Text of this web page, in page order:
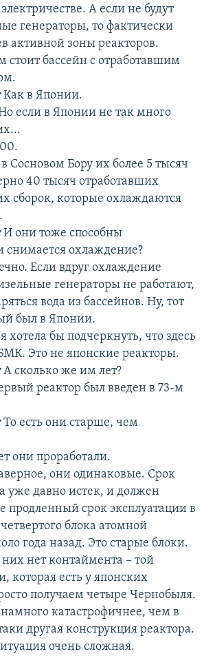
А если не будут
генераторы, то фактически
активной зоны реакторов.
стоит бассейн с отработавшим
Как в Японии.
если в Японии не так много
Сосновом Бору их более 5 тысяч
40 тысяч отработавших
сборок, которые охлаждаются
И они тоже способны
снимается охлаждение?
Если вдруг охлаждение
генераторы не работают,
вода из бассейнов. Ну, тот
был в Японии.
хотела бы подчеркнуть, что здесь
Это не японские реакторы.
А сколько же им лет?
реактор был введен в 73-м
То есть они старше, чем
они проработали.
они одинаковые. Срок
уже давно истек, и должен
продленный срок эксплуатации в
блока атомной
года назад. Это старые блоки.
них нет контаймента – той
которая есть у японских
получаем четыре Чернобыля.
намного катастрофичнее, чем в
другая конструкция реактора.
очень сложная.